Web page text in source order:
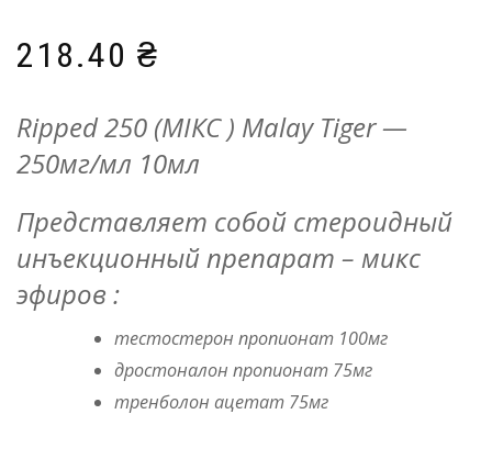
218.40 ₴
Ripped 250 (МІКС ) Malay Tiger —
250мг/мл 10мл
Представляет собой стероидный
инъекционный препарат – микс
эфиров :
тестостерон пропионат 100мг
дростоналон пропионат 75мг
тренболон ацетат 75мг